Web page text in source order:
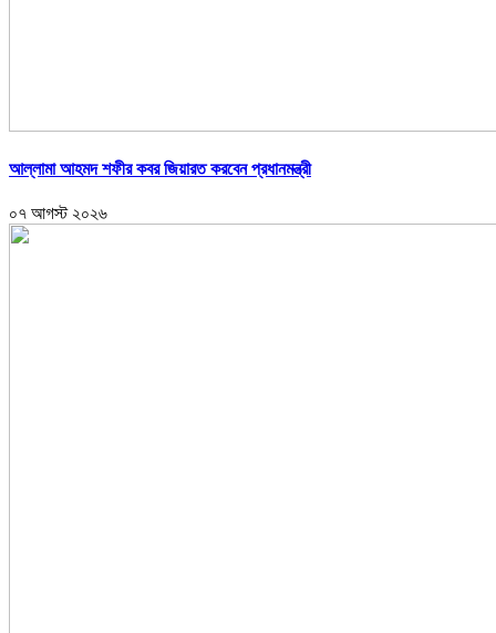
আল্লামা আহমদ শফীর কবর জিয়ারত করবেন প্রধানমন্ত্রী
০৭ আগস্ট ২০২৬